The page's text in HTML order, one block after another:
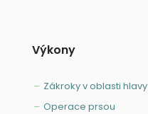
Výkony
Zákroky v oblasti hlavy
Operace prsou